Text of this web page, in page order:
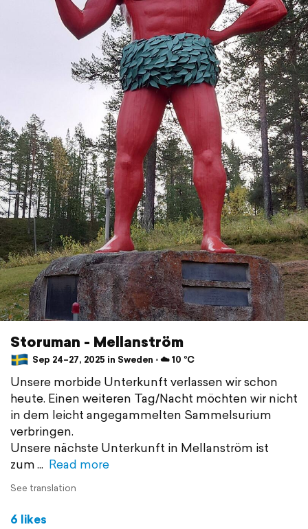
Storuman - Mellanström
Sep 24–27, 2025 in Sweden ⋅ ☁️ 10 °C
Unsere morbide Unterkunft verlassen wir schon
heute. Einen weiteren Tag/Nacht möchten wir nicht
in dem leicht angegammelten Sammelsurium
verbringen.
Unsere nächste Unterkunft in Mellanström ist
zum
Read more
See translation
6 likes